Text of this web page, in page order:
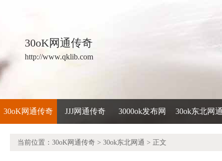
30oK网通传奇
http://www.qklib.com
30oK网通传奇 JJJ网通传奇 3000ok发布网 30ok东北网
当前位置： 30oK网通传奇 > 30ok东北网通 > 正文